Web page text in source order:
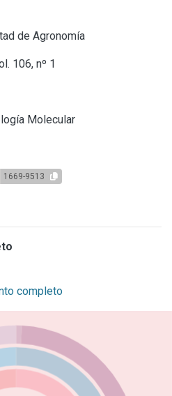
de Agronomía
106, nº 1
Molecular
1669-9513
completo